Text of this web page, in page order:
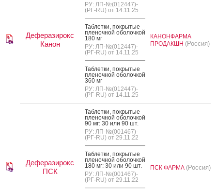
Деферазирокс
Канон
РУ: ЛП-№(012447)-
(РГ-RU) от 14.11.25
Таб­летки, пок­ры­тые
пле­ноч­ной обо­лоч­кой
180 мг
РУ: ЛП-№(012447)-
(РГ-RU) от 14.11.25
Таб­летки, пок­ры­тые
пле­ноч­ной обо­лоч­кой
360 мг
РУ: ЛП-№(012447)-
(РГ-RU) от 14.11.25
КАНОНФАРМА
ПРОДАКШН (Россия)
Деферазирокс
ПСК
Таб­летки, пок­ры­тые
пле­ноч­ной обо­лоч­кой
90 мг: 30 или 90 шт.
РУ: ЛП-№(001467)-
(РГ-RU) от 29.11.22
Таб­летки, пок­ры­тые
пле­ноч­ной обо­лоч­кой
180 мг: 30 или 90 шт.
РУ: ЛП-№(001467)-
(РГ-RU) от 29.11.22
ПСК ФАРМА (Россия)